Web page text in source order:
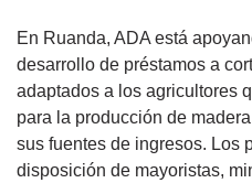
En Ruanda, ADA está
desarrollo de préstamos a
adaptados a los agricultores
para la producción de
sus fuentes de ingresos. Los
disposición de mayoristas,